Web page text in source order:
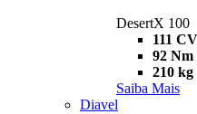
DesertX 100
111 CV
92 Nm
210 kg
Saiba Mais
Diavel